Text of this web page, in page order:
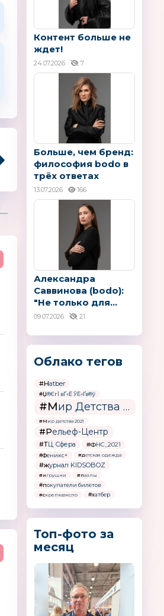
Контент больше не
ждет!
24.07.2026 7
Больше, чем бренд:
философия bodo в
трёх ответах
13.07.2026 166
Александра
Саввинова (bodo):
"Не только для...
09.07.2026 21
Облако тегов
#Hatber
#Џ®ЄгЇ вҐ«Ё ЎЁ«Ґв®ў
#Мир Детства - Россия
#Мир детства 2021
#Рельеф-Центр
#ТЦ Сфера #ФНС_2021
#Феникс+ #детская одежда
#журнал KIDSOBOZ
#игрушки #пазлы
#покупатели билетов
#скрепкаэкспо #хатбер
Топ-фото за
месяц